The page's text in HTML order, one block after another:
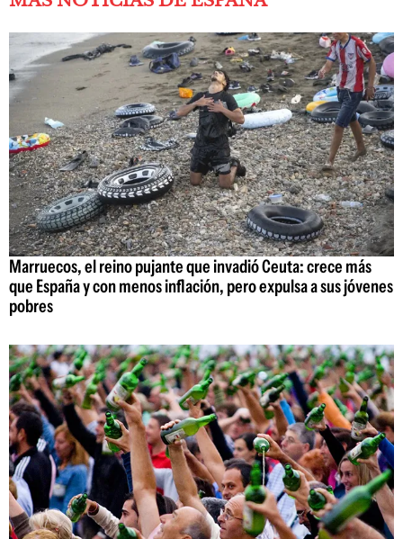
Marruecos, el reino pujante que invadió Ceuta: crece más
que España y con menos inflación, pero expulsa a sus jóvenes
pobres